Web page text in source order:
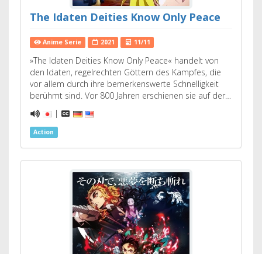
The Idaten Deities Know Only Peace
Anime Serie 2021 11/11
»The Idaten Deities Know Only Peace« handelt von
den Idaten, regelrechten Göttern des Kampfes, die
vor allem durch ihre bemerkenswerte Schnelligkeit
berühmt sind. Vor 800 Jahren erschienen sie auf der…
|
Action